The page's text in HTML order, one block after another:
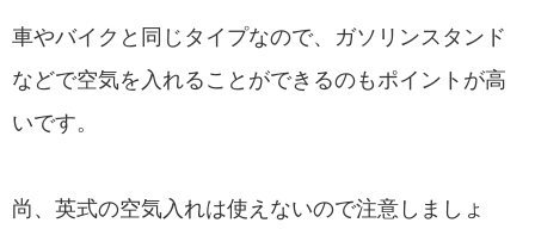
車やバイクと同じタイプなので、ガソリンスタンド
などで空気を入れることができるのもポイントが高
いです。
尚、英式の空気入れは使えないので注意しましょ